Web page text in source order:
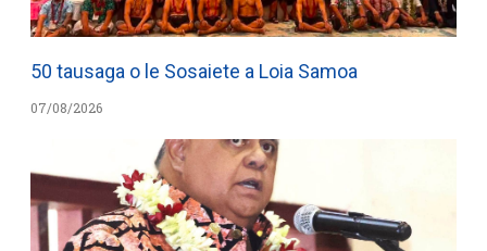
50 tausaga o le Sosaiete a Loia Samoa
07/08/2026